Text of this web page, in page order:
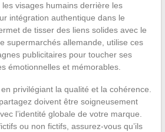
visages humains derrière les
intégration authentique dans le
de tisser des liens solides avec le
supermarchés allemande, utilise ces
publicitaires pour toucher ses
émotionnelles et mémorables.
privilégiant la qualité et la cohérence.
doivent être soigneusement
l’identité globale de votre marque.
ou non fictifs, assurez-vous qu’ils